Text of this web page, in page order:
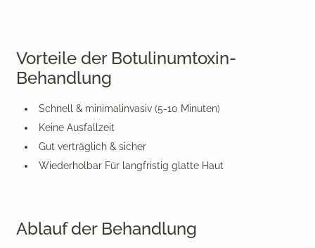
Vorteile der Botulinumtoxin-
Behandlung
Schnell & minimalinvasiv(5-10 Minuten)
Keine Ausfallzeit
Gut verträglich & sicher
WiederholbarFür langfristig glatte Haut
Ablauf der Behandlung